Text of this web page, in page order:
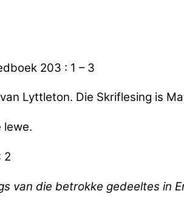
203 : 1 – 3
Lyttleton. Die Skriflesing is
lewe.
2
van die betrokke gedeeltes in